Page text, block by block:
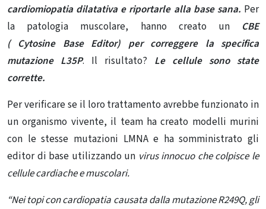
cardiomiopatia dilatativa e riportarle alla base sana. Per
la patologia muscolare, hanno creato un CBE
( CytosineBase Editor) per correggere la specifica
mutazione L35P. Il risultato? Le cellule sono state
corrette.
Per verificare se il loro trattamento avrebbe funzionato in
un organismo vivente, il team ha creato modelli murini
con le stesse mutazioni LMNA e ha somministrato gli
editor di base utilizzando un virus innocuo che colpisce le
cellule cardiache e muscolari.
“Nei topi concardiopatia causata dalla mutazione R249Q, gli